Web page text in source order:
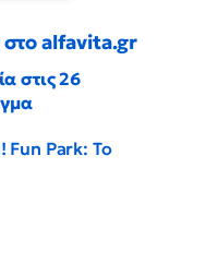
στο alfavita.gr
στις 26
Fun Park: Το